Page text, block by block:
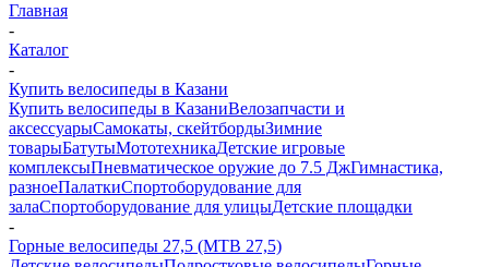
Главная
-
Каталог
-
Купить велосипеды в Казани
Купить велосипеды в КазаниВелозапчасти и
аксессуарыСамокаты, скейтбордыЗимние
товарыБатутыМототехникаДетские игровые
комплексыПневматическое оружие до 7.5 ДжГимнастика,
разноеПалаткиСпортоборудование для
залаСпортоборудование для улицыДетские площадки
-
Горные велосипеды 27,5 (MTB 27,5)